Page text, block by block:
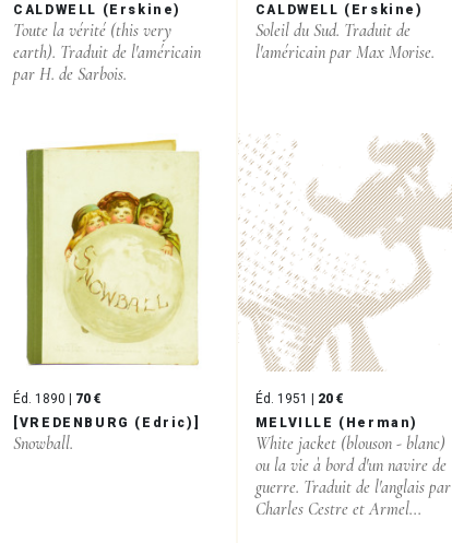
CALDWELL (Erskine)
Toute la vérité (this very
earth). Traduit de l'américain
par H. de Sarbois.
CALDWELL (Erskine)
Soleil du Sud. Traduit de
l'américain par Max Morise.
Éd. 1890 | 70 €
[VREDENBURG (Edric)]
Snowball.
Éd. 1951 | 20 €
MELVILLE (Herman)
White jacket (blouson - blanc)
ou la vie à bord d'un navire de
guerre. Traduit de l'anglais par
Charles Cestre et Armel...